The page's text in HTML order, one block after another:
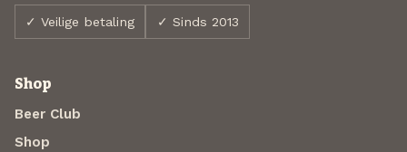
✓ Veilige betaling ✓ Sinds 2013
Shop
Beer Club
Shop